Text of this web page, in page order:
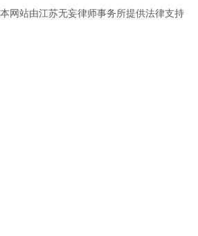
本网站由江苏无妄律师事务所提供法律支持